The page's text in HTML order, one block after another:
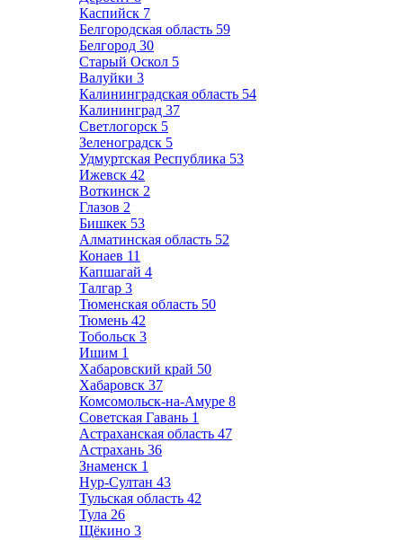
Каспийск 7
Белгородская область 59
Белгород 30
Старый Оскол 5
Валуйки 3
Калининградская область 54
Калининград 37
Светлогорск 5
Зеленоградск 5
Удмуртская Республика 53
Ижевск 42
Воткинск 2
Глазов 2
Бишкек 53
Алматинская область 52
Конаев 11
Капшагай 4
Талгар 3
Тюменская область 50
Тюмень 42
Тобольск 3
Ишим 1
Хабаровский край 50
Хабаровск 37
Комсомольск-на-Амуре 8
Советская Гавань 1
Астраханская область 47
Астрахань 36
Знаменск 1
Нур-Султан 43
Тульская область 42
Тула 26
Щёкино 3